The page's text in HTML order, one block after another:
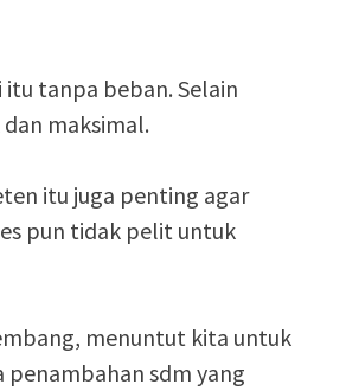
tanpa beban. Selain
maksimal.
itu juga penting agar
pun tidak pelit untuk
menuntut kita untuk
sdm yang